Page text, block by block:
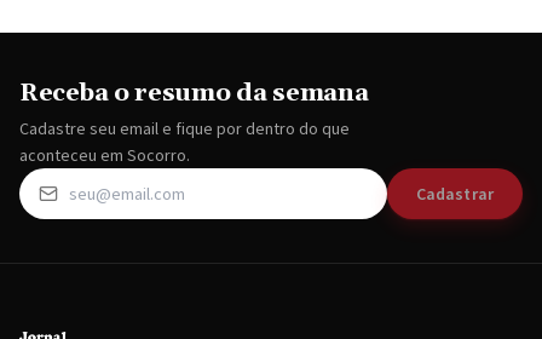
Receba o resumo da semana
Cadastre seu email e fique por dentro do que
aconteceu em Socorro.
Cadastrar